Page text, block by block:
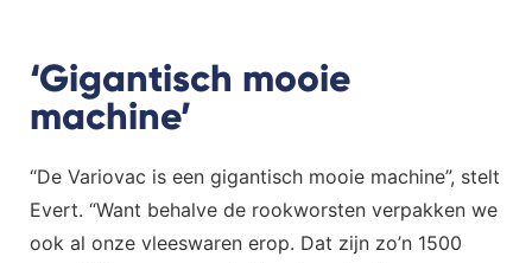
‘Gigantisch mooie
machine’
“De Variovac is een gigantisch mooie machine”, stelt
Evert. “Want behalve de rookworsten verpakken we
ook al onze vleeswaren erop. Dat zijn zo’n 1500